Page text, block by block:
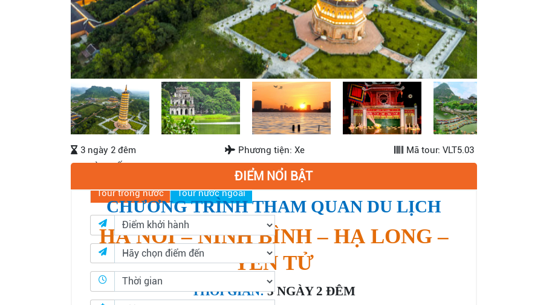
Tour trong nước Tour nước ngoài
3 ngày 2 đêm Phương tiện: Xe Mã tour: VLT5.03
ĐIỂM NỔI BẬT
CHƯƠNG TRÌNH THAM QUAN DU LỊCH
HÀ NỘI – NINH BÌNH – HẠ LONG –
YÊN TỬ
THỜI GIAN:3 NGÀY 2 ĐÊM